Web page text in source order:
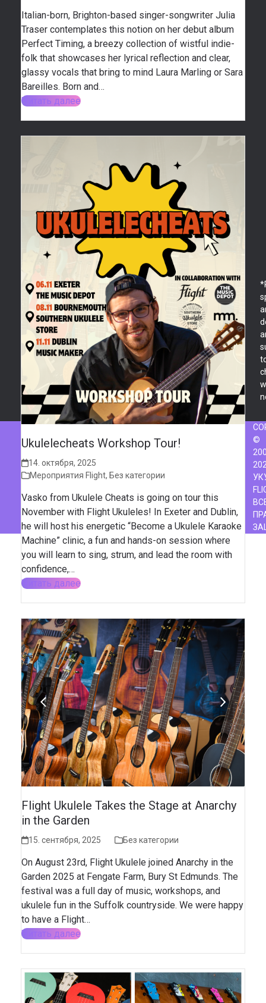
Italian-born, Brighton-based singer-songwriter Julia
Traser contemplates this notion on her debut album
Perfect Timing, a breezy collection of wistful indie-
folk that showcases her lyrical reflection and clear,
glassy vocals that bring to mind Laura Marling or Sara
Bareilles. Born and…
Читать далее
Ukulelecheats Workshop Tour!
14. октября, 2025
Мероприятия Flight, Без категории
Vasko from Ukulele Cheats is going on tour this
November with Flight Ukuleles! In Exeter and Dublin,
he will host his energetic “Become a Ukulele Karaoke
Machine” clinic, a fun and hands-on session where
you will learn to sing, strum, and lead the room with
confidence,…
Читать далее
previous
slide
next
slide
Flight Ukulele Takes the Stage at Anarchy
in the Garden
15. сентября, 2025 Без категории
On August 23rd, Flight Ukulele joined Anarchy in the
Garden 2025 at Fengate Farm, Bury St Edmunds. The
festival was a full day of music, workshops, and
ukulele fun in the Suffolk countryside. We were happy
to have a Flight…
Читать далее
©